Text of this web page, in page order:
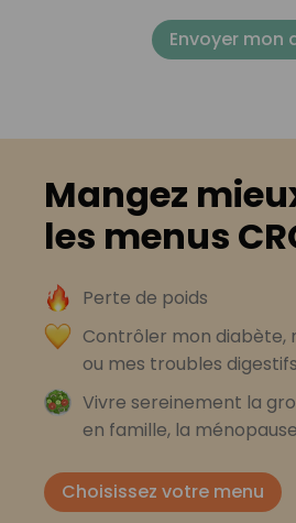
Envoyer mon
Mangez
les menus
Perte de poids
Contrôler mon diabète,
ou mes troubles digestifs
Vivre sereinement la
en famille, la ménopause
Choisissez votre menu